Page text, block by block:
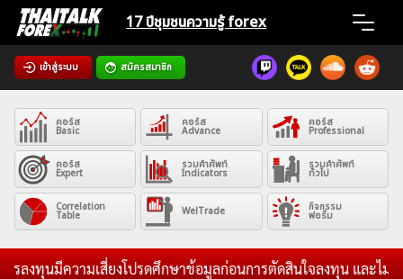
Skip
content
17 ปีชุมชนความรู้ forex
เข้าสู่ระบบ สมัครสมาชิก
Home
News
Articles
VPS Register
คอร์ส
Basic
คอร์ส
Advance
คอร์ส
Professional
คอร์ส
Expert
รวมคำศัพท์
Indicators
รวมคำศัพท์
ทั่วไป
Correlation
Table WelTrade กิจกรรม
ฟอรั่ม
ลงทุนมีความเสี่ยงโปรดศึกษาข้อมูลก่อนการตัดสินใจลงทุน และไม่รับ